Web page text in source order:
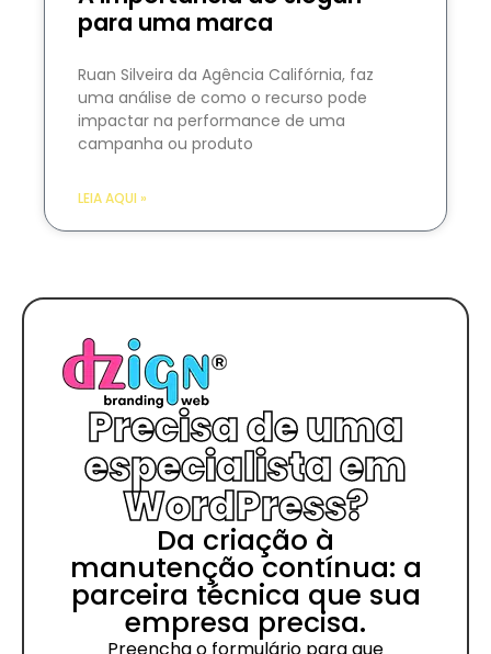
para uma marca
Ruan Silveira da Agência Califórnia, faz
uma análise de como o recurso pode
impactar na performance de uma
campanha ou produto
LEIA AQUI »
Precisa de uma
especialista em
WordPress?
Da criação à
manutenção contínua: a
parceira técnica que sua
empresa precisa.